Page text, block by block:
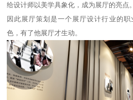
给设计师以美学具象化，成为展厅的亮点。
因此展厅策划是一个展厅设计行业的
色，有了他展厅才生动。